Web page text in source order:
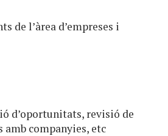
de l’àrea d’empreses i
d’oportunitats, revisió de
companyies, etc